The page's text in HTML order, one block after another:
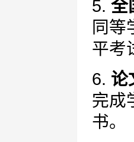
5. 全
同等
平考
6. 论
完成
书。